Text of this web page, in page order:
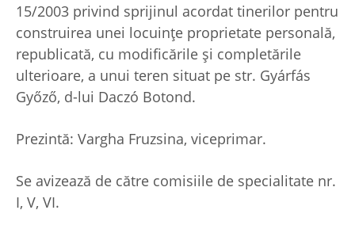
15/2003 privind sprijinul acordat tinerilor pentru
construirea unei locuinţe proprietate personală,
republicată, cu modificările și completările
ulterioare, a unui teren situat pe str. Gyárfás
Győző, d-lui Daczó Botond.
Prezintă: Vargha Fruzsina, viceprimar.
Se avizează de către comisiile de specialitate nr.
I, V, VI.